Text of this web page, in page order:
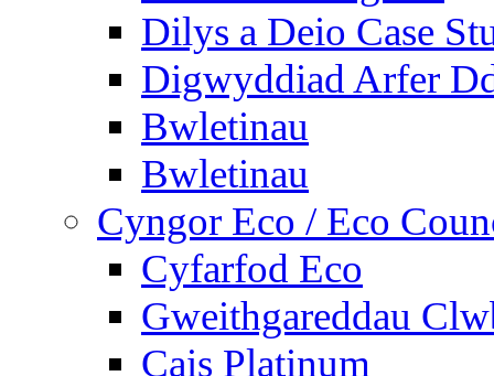
Dilys a Deio Case
Digwyddiad Arfer
Bwletinau
Bwletinau
Cyngor Eco / Eco
Cyfarfod Eco
Gweithgareddau
Cais Platinum